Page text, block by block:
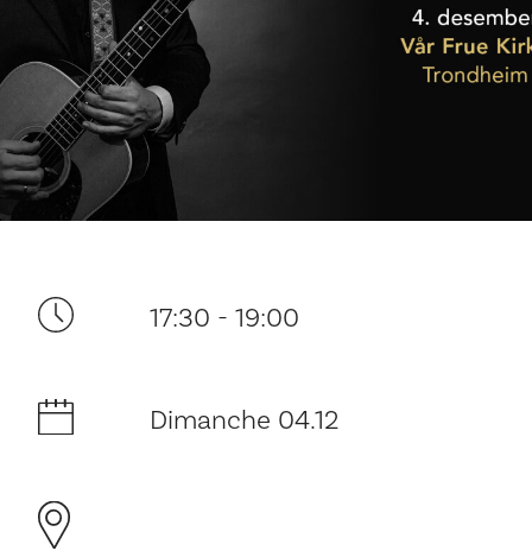
Ditt besøk
Musikk
Historie og arkitektur
17:30 - 19:00
Dimanche 04.12